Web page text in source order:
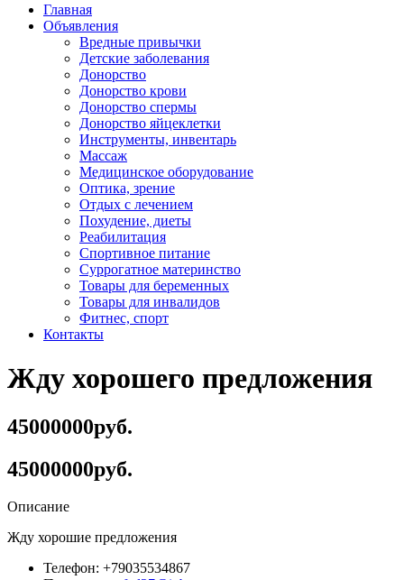
Главная
Объявления
Вредные привычки
Детские заболевания
Донорство
Донорство крови
Донорство спермы
Донорство яйцеклетки
Инструменты, инвентарь
Массаж
Медицинское оборудование
Оптика, зрение
Отдых с лечением
Похудение, диеты
Реабилитация
Спортивное питание
Суррогатное материнство
Товары для беременных
Товары для инвалидов
Фитнес, спорт
Контакты
Жду хорошего предложения
45000000руб.
45000000руб.
Описание
Жду хорошие предложения
Телефон: +79035534867